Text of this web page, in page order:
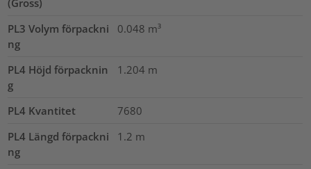
PL3 Volym förpackni
ng
0.048 m³
PL4 Höjd förpacknin
g
1.204 m
PL4 Kvantitet
7680
PL4 Längd förpackni
ng
1.2 m